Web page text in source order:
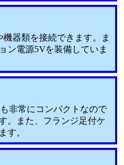
器類を接続できます。ま
ン電源5Vを装備していま
非常にコンパクトなので
。また、フランジ足付ケ
す。